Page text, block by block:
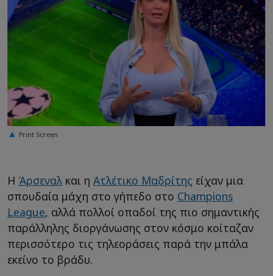
Print Screen
Η Άρσεναλ και η Ατλέτικο Μαδρίτης είχαν μια
σπουδαία μάχη στο γήπεδο στο Champions
League, αλλά πολλοί οπαδοί της πιο σημαντικής
παράλληλης διοργάνωσης στον κόσμο κοίταζαν
περισσότερο τις τηλεοράσεις παρά την μπάλα
εκείνο το βράδυ.